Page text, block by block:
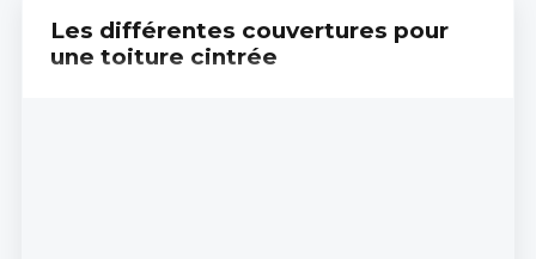
Les différentes couvertures pour
une toiture cintrée